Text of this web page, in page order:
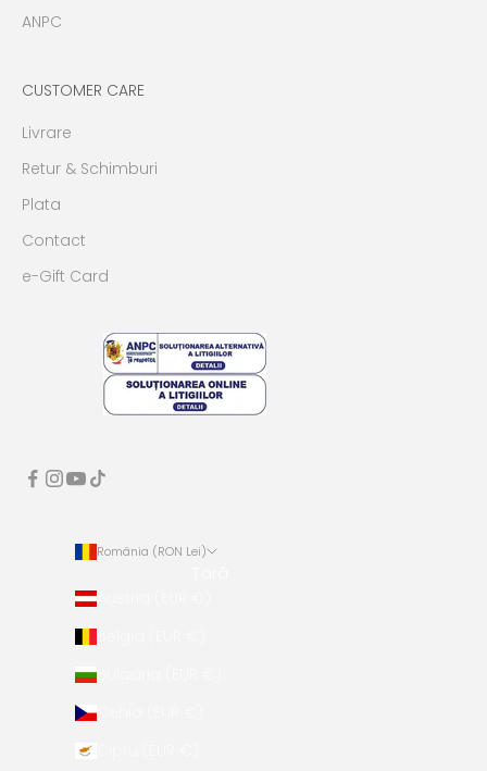
ANPC
CUSTOMER CARE
Livrare
Retur & Schimburi
Plata
Contact
e-Gift Card
România (RON Lei)
Austria (EUR €)
Bulgaria (EUR €)
Cehia (EUR €)